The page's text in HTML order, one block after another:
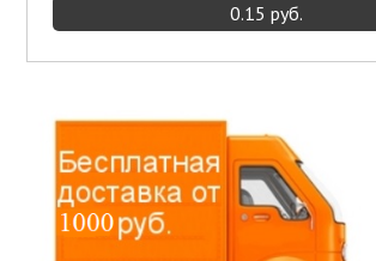
0.15 руб.